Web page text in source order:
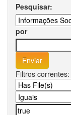
Pesquisar:
por
Filtros correntes: